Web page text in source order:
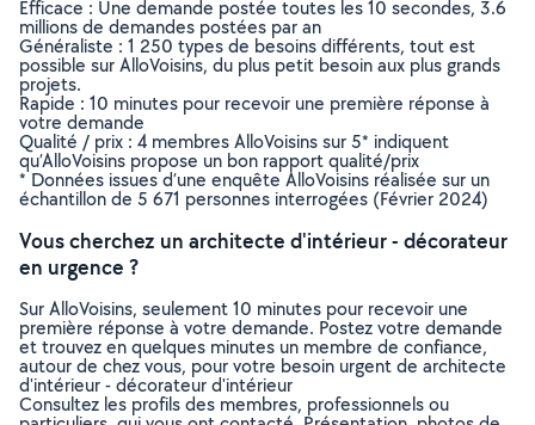
Efficace : Une demande postée toutes les 10 secondes, 3.6
millions de demandes postées par an
Généraliste : 1 250 types de besoins différents, tout est
possible sur AlloVoisins, du plus petit besoin aux plus grands
projets.
Rapide : 10 minutes pour recevoir une première réponse à
votre demande
Qualité / prix : 4 membres AlloVoisins sur 5* indiquent
qu’AlloVoisins propose un bon rapport qualité/prix
* Données issues d’une enquête AlloVoisins réalisée sur un
échantillon de 5 671 personnes interrogées (Février 2024)
Vous cherchez un architecte d'intérieur - décorateur
en urgence ?
Sur AlloVoisins, seulement 10 minutes pour recevoir une
première réponse à votre demande. Postez votre demande
et trouvez en quelques minutes un membre de confiance,
autour de chez vous, pour votre besoin urgent de architecte
d'intérieur - décorateur d'intérieur
Consultez les profils des membres, professionnels ou